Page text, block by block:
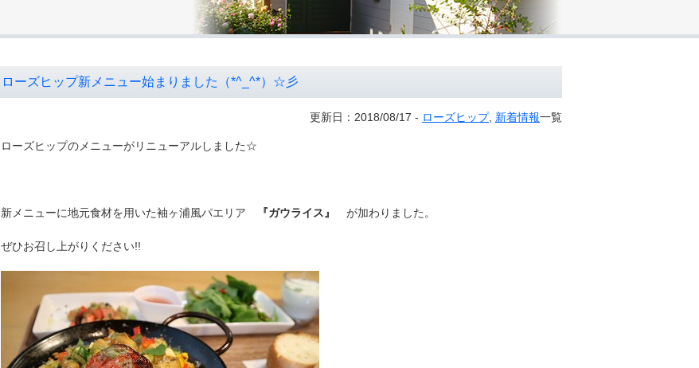
ローズヒップ新メニュー始まりました（*^_^*）☆彡
更新日：2018/08/17 - ローズヒップ, 新着情報一覧
ローズヒップのメニューがリニューアルしました☆
新メニューに地元食材を用いた袖ヶ浦風パエリア 『ガウライス』 が加わりました。
ぜひお召し上がりください!!